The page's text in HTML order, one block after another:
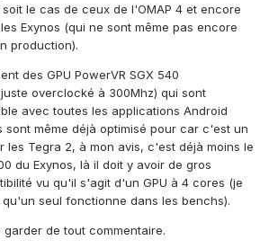
le cas de ceux de l'OMAP 4 et encore
Exynos (qui ne sont même pas encore
production).
des GPU PowerVR SGX 540
overclocké à 300Mhz) qui sont
avec toutes les applications Android
sont même déjà optimisé pour car c'est un
les Tegra 2, à mon avis, c'est déjà moins le
du Exynos, là il doit y avoir de gros
vu qu'il s'agit d'un GPU à 4 cores (je
seul fonctionne dans les benchs).
de tout commentaire.